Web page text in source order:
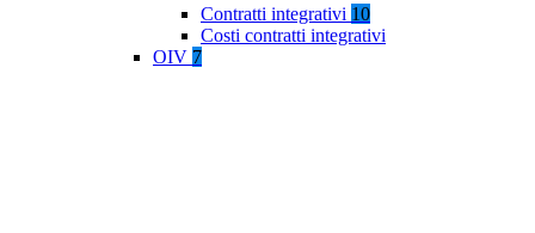
Contratti integrativi 10
Costi contratti integrativi
OIV 7